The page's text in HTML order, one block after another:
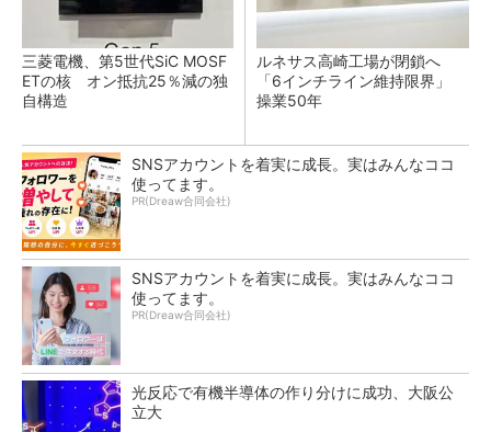
三菱電機、第5世代SiC MOSF
ETの核 オン抵抗25％減の独
自構造
ルネサス高崎工場が閉鎖へ
「6インチライン維持限界」
操業50年
SNSアカウントを着実に成長。実はみんなココ
使ってます。
PR(Dreaw合同会社)
SNSアカウントを着実に成長。実はみんなココ
使ってます。
PR(Dreaw合同会社)
光反応で有機半導体の作り分けに成功、大阪公
立大